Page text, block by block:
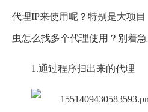
代理IP来使用呢？特别是大项
虫怎么找多个代理使用？别着
1.通过程序扫出来的代理